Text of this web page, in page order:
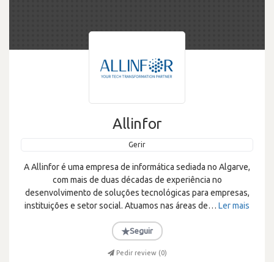
Allinfor
Gerir
A Allinfor é uma empresa de informática sediada no Algarve,
com mais de duas décadas de experiência no
desenvolvimento de soluções tecnológicas para empresas,
instituições e setor social. Atuamos nas áreas de… Ler mais
★Seguir
Pedir review (0)